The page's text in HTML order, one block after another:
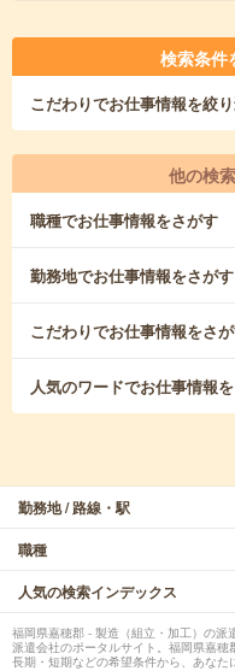
検索条件
こだわりでお仕事情報を絞
他の検
職種でお仕事情報をさがす
勤務地でお仕事情報をさがす
こだわりでお仕事情報をさ
人気のワードでお仕事情報
勤務地 / 路線・駅
職種
人気の検索インデックス
福岡県嘉穂郡 - 製造（組立・加工）の
派遣会社のポータルサイト。福岡県嘉穂
長期・短期などの希望条件から、あな